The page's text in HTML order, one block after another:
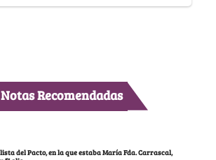
Notas Recomendadas
del Pacto, en la que estaba María Fda. Carrascal,